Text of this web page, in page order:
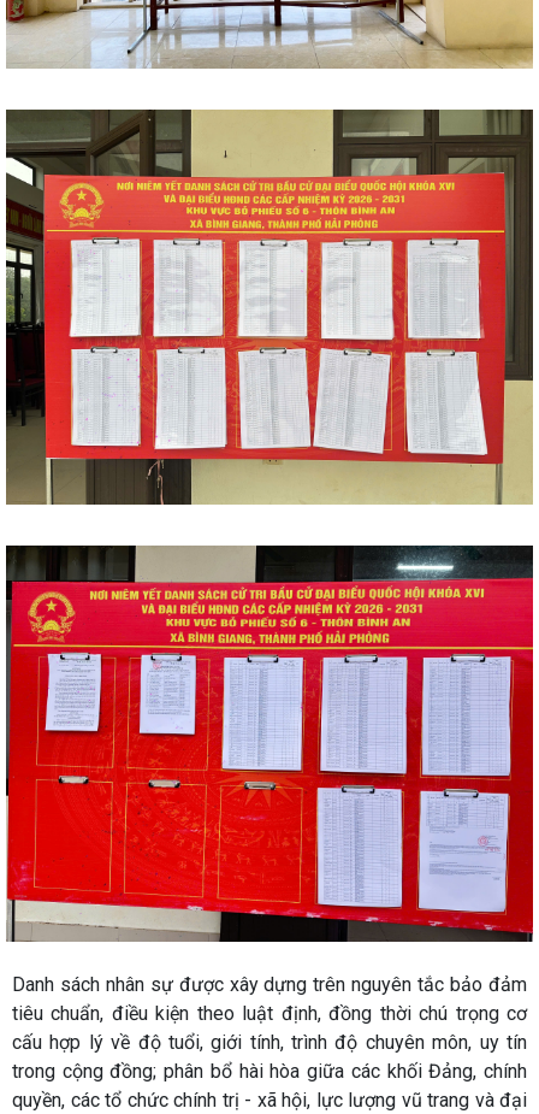
Danh sách nhân sự được xây dựng trên nguyên tắc bảo đảm
tiêu chuẩn, điều kiện theo luật định, đồng thời chú trọng cơ
cấu hợp lý về độ tuổi, giới tính, trình độ chuyên môn, uy tín
trong cộng đồng; phân bổ hài hòa giữa các khối Đảng, chính
quyền, các tổ chức chính trị - xã hội, lực lượng vũ trang và đại